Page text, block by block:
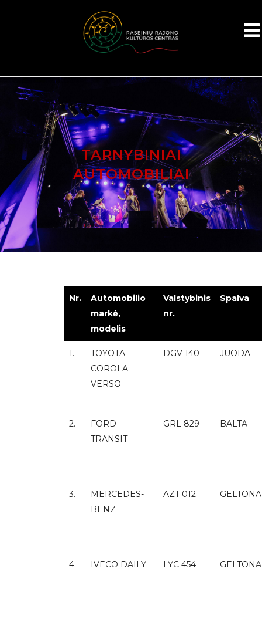
TARNYBINIAI
AUTOMOBILIAI
Nr.
Automobilio
markė,
modelis
Valstybinis
nr.
Spalva
1.
TOYOTA
COROLA
VERSO
DGV 140 JUODA
2.
FORD
TRANSIT
GRL 829 BALTA
3.
MERCEDES-
BENZ
AZT 012 GELTONA
4. IVECO DAILY LYC 454 GELTONA